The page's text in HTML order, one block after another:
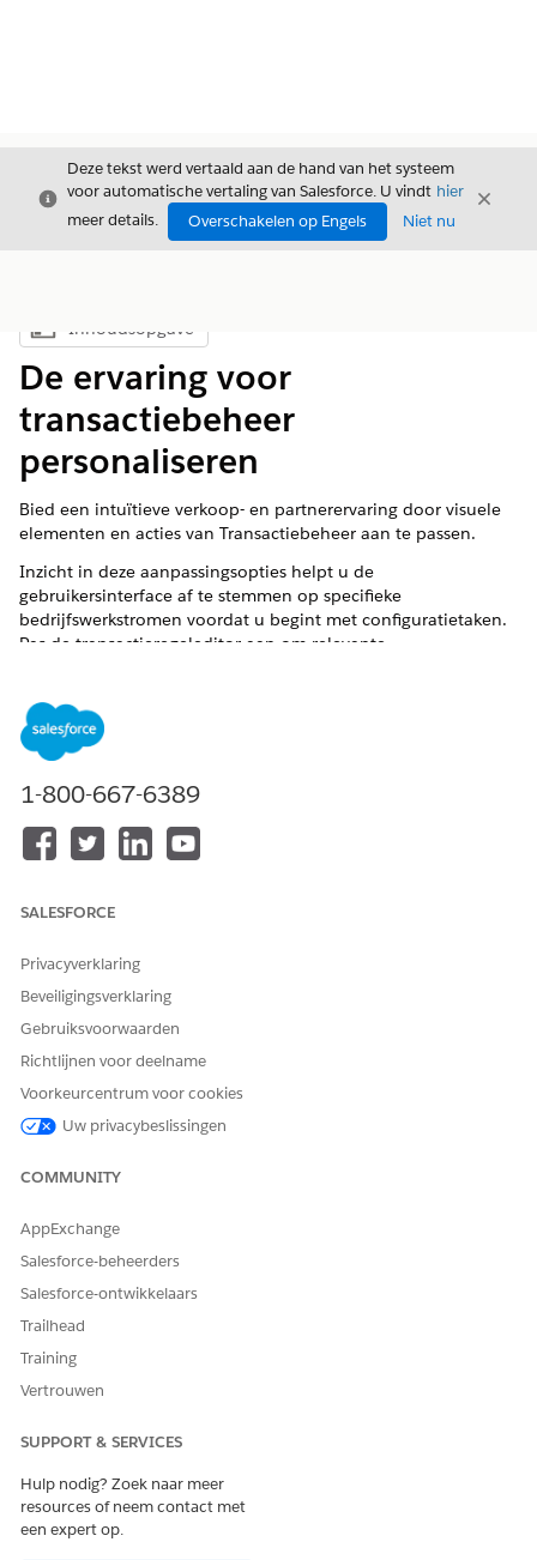
Sluiten
Deze tekst werd vertaald aan de hand van het systeem
voor automatische vertaling van Salesforce. U vindt hier
meer details.
Overschakelen op Engels Niet nu
Sluiten
Inhoudsopgave weergeven
Inhoudsopgave
De ervaring voor
transactiebeheer
personaliseren
Bied een intuïtieve verkoop- en partnerervaring door visuele
elementen en acties van Transactiebeheer aan te passen.
Inzicht in deze aanpassingsopties helpt u de
gebruikersinterface af te stemmen op specifieke
bedrijfswerkstromen voordat u begint met configuratietaken.
Pas de transactieregeleditor aan om relevante
Transactiesamenvatting aanpassen
De component Transactiesamenvatting toont een
offerte- en orderrecords. Het biedt een scanbaar overzicht
van prijzen, kortingen en totaalbedragen om gebruikers te
helpen de transactienauwkeurigheid te verifiëren voordat
Actieknoppen configureren in de transactieregeleditor
wilt bieden, definieert u de plaatsing en volgorde van
actieknoppen in de editor voor transactieregels of de
editor voor verkooptransacties. Pas aan welke acties
gegroepeerde knoppen of menu-items binnen een
vervolgkeuzelijst.
Verplichte velden en gerelateerde lijsten voor
Configureer uw paginalay-outs door de velden en
hebben om omzettransacties effectief te beheren. Deze
toevoegingen zorgen ervoor dat
verkoopvertegenwoordigers rechtstreeks toegang hebben
die ze het meest gebruiken.
HEEFT DIT ARTIKEL UW PROBLEEM OPGELOST?
Laat ons weten wat we kunnen doen om te verbeteren!
1-800-667-6389
SALESFORCE
Privacyverklaring
Beveiligingsverklaring
Gebruiksvoorwaarden
Richtlijnen voor deelname
Voorkeurcentrum voor cookies
Uw privacybeslissingen
COMMUNITY
AppExchange
Salesforce-beheerders
Salesforce-ontwikkelaars
Trailhead
Training
Vertrouwen
SUPPORT & SERVICES
Hulp nodig? Zoek naar meer
resources of neem contact met
een expert op.